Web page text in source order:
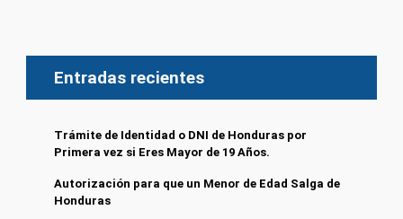
Entradas recientes
Trámite de Identidad o DNI de Honduras por
Primera vez si Eres Mayor de 19 Años.
Autorización para que un Menor de Edad Salga de
Honduras